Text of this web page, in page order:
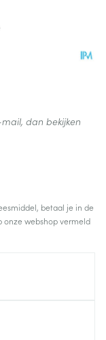
betaal je in de
onze webshop vermeld
dan bekijken